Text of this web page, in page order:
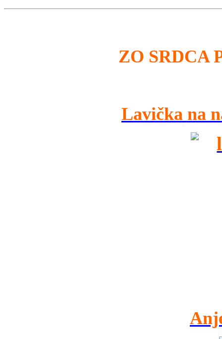
ZO SRDCA
Lavička na